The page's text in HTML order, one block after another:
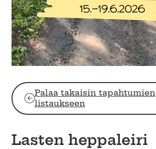
Palaa takaisin tapahtumien
listaukseen
Lasten heppaleiri